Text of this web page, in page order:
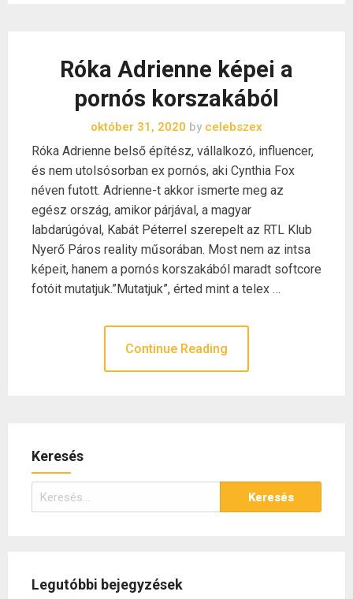
Róka Adrienne képei a
pornós korszakából
október 31, 2020 by celebszex
Róka Adrienne belső építész, vállalkozó, influencer,
és nem utolsósorban ex pornós, aki Cynthia Fox
néven futott. Adrienne-t akkor ismerte meg az
egész ország, amikor párjával, a magyar
labdarúgóval, Kabát Péterrel szerepelt az RTL Klub
Nyerő Páros reality műsorában. Most nem az intsa
képeit, hanem a pornós korszakából maradt softcore
fotóit mutatjuk.”Mutatjuk”, érted mint a telex …
Continue Reading
Keresés
Keresés:
Legutóbbi bejegyzések